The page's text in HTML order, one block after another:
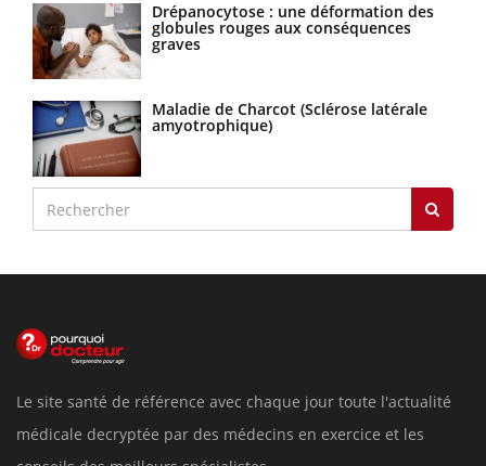
Drépanocytose : une déformation des
globules rouges aux conséquences
graves
Maladie de Charcot (Sclérose latérale
amyotrophique)
Le site santé de référence avec chaque jour toute l'actualité
médicale decryptée par des médecins en exercice et les